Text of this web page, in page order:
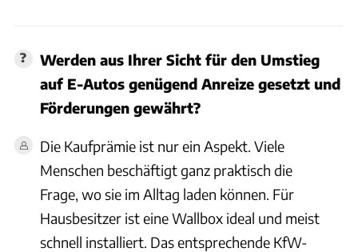
Werden aus Ihrer Sicht für den Umstieg
auf E-Autos genügend Anreize gesetzt und
Förderungen gewährt?
Die Kaufprämie ist nur ein Aspekt. Viele
Menschen beschäftigt ganz praktisch die
Frage, wo sie im Alltag laden können. Für
Hausbesitzer ist eine Wallbox ideal und meist
schnell installiert. Das entsprechende KfW-